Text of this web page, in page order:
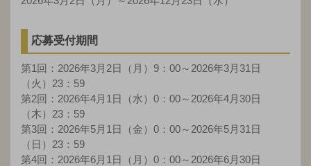
応募受付期間
第1回：2026年3月2日（月）9：00～2026年3月31日
（火）23：59
第2回：2026年4月1日（水）0：00～2026年4月30日
（木）23：59
第3回：2026年5月1日（金）0：00～2026年5月31日
（日）23：59
第4回：2026年6月1日（月）0：00～2026年6月30日